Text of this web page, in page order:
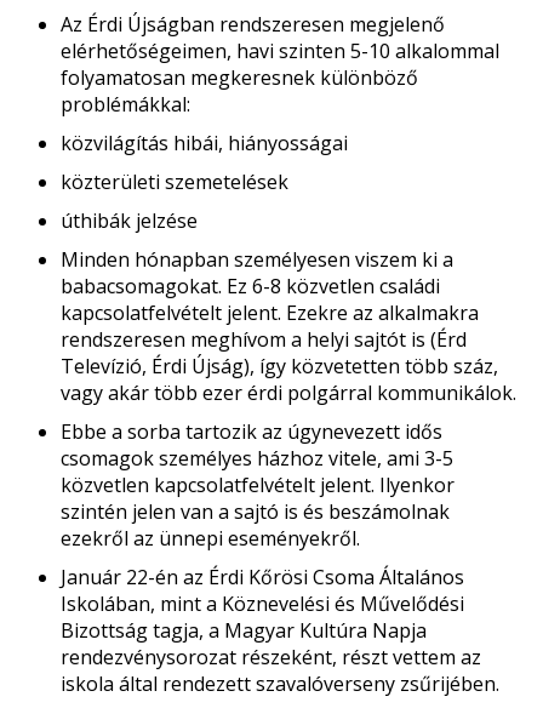
Az Érdi Újságban rendszeresen megjelenő
elérhetőségeimen, havi szinten 5-10 alkalommal
folyamatosan megkeresnek különböző
problémákkal:
közvilágítás hibái, hiányosságai
közterületi szemetelések
úthibák jelzése
Minden hónapban személyesen viszem ki a
babacsomagokat. Ez 6-8 közvetlen családi
kapcsolatfelvételt jelent. Ezekre az alkalmakra
rendszeresen meghívom a helyi sajtót is (Érd
Televízió, Érdi Újság), így közvetetten több száz,
vagy akár több ezer érdi polgárral kommunikálok.
Ebbe a sorba tartozik az úgynevezett idős
csomagok személyes házhoz vitele, ami 3-5
közvetlen kapcsolatfelvételt jelent. Ilyenkor
szintén jelen van a sajtó is és beszámolnak
ezekről az ünnepi eseményekről.
Január 22-én az Érdi Kőrösi Csoma Általános
Iskolában, mint a Köznevelési és Művelődési
Bizottság tagja, a Magyar Kultúra Napja
rendezvénysorozat részeként, részt vettem az
iskola által rendezett szavalóverseny zsűrijében.